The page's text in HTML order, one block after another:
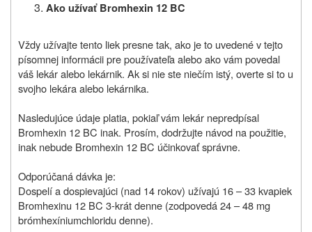
Ako užívať Bromhexin 12 BC
Vždy užívajte tento liek presne tak, ako je to uvedené v tejto
písomnej informácii pre používateľa alebo ako vám povedal
váš lekár alebo lekárnik. Ak si nie ste niečím istý, overte si to u
svojho lekára alebo lekárnika.
Nasledujúce údaje platia, pokiaľ vám lekár nepredpísal
Bromhexin 12 BC inak. Prosím, dodržujte návod na použitie,
inak nebude Bromhexin 12 BC účinkovať správne.
Odporúčaná dávka je:
Dospelí a dospievajúci (nad 14 rokov) užívajú 16 – 33 kvapiek
Bromhexinu 12 BC 3-krát denne (zodpovedá 24 – 48 mg
brómhexíniumchloridu denne).